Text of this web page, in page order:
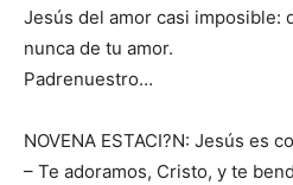
Jesús del amor casi imposible:
nunca de tu amor.
Padrenuestro…
NOVENA ESTACI?N: Jesús es
– Te adoramos, Cristo, y te